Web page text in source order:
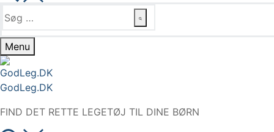
Søg
efter:
Menu
GodLeg.DK
FIND DET RETTE LEGETØJ TIL DINE BØRN